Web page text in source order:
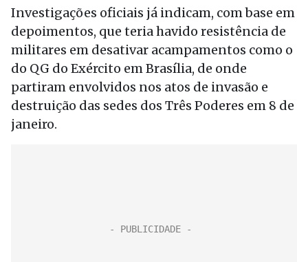
Investigações oficiais já indicam, com base em
depoimentos, que teria havido resistência de
militares em desativar acampamentos como o
do QG do Exército em Brasília, de onde
partiram envolvidos nos atos de invasão e
destruição das sedes dos Três Poderes em 8 de
janeiro.